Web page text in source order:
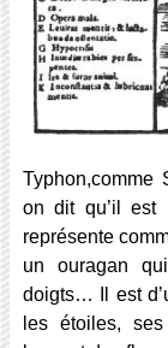
Typhon,comme
on dit qu’il est
représente
un ouragan
doigts… Il est
les étoiles,